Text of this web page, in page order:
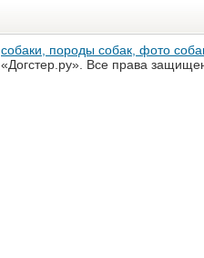
собаки, породы собак, фото
«Догстер.ру». Все права